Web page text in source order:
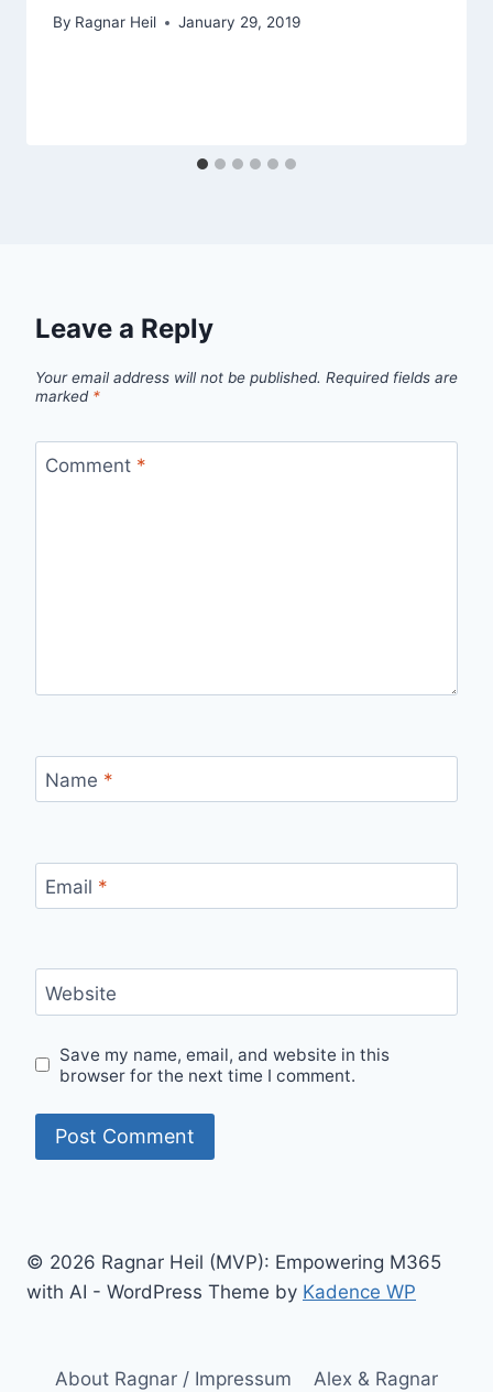
By Ragnar Heil January 29, 2019
Leave a Reply
Your email address will not be published. Required fields are
marked *
Comment *
Name *
Email *
Website
Save my name, email, and website in this
browser for the next time I comment.
© 2026 Ragnar Heil (MVP): Empowering M365
with AI - WordPress Theme by Kadence WP
About Ragnar / Impressum Alex & Ragnar